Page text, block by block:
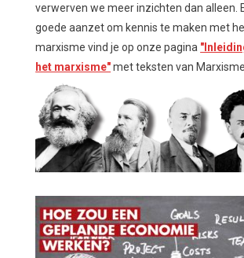
verwerven we meer inzichten dan alleen.
goede aanzet om kennis te maken met
marxisme vind je op onze pagina
het marxisme"met teksten van